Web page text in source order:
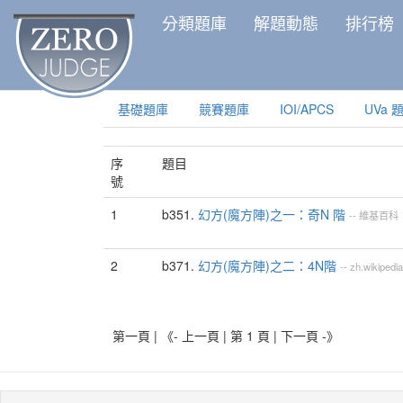
分類題庫 解題動態 排行榜
基礎題庫 競賽題庫 IOI/APCS UVa
序
號
題目
1 b351. 幻方(魔方陣)之一：奇N 階 -- 維基百科
2 b371. 幻方(魔方陣)之二：4N階 --
第一頁 | 《- 上一頁 | 第 1 頁 | 下一頁 -》